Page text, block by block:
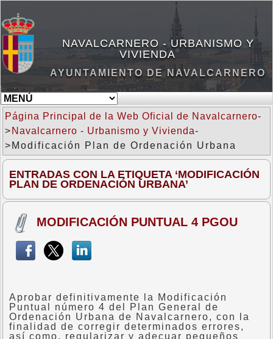
NAVALCARNERO - URBANISMO Y
VIVIENDA
AYUNTAMIENTO DE NAVALCARNERO
Página Principal de la Web Oficial de Navalcarnero-
> Navalcarnero - Urbanismo y Vivienda-
>Modificación Plan de Ordenación Urbana
ENTRADAS CON LA ETIQUETA ‘MODIFICACIÓN
PLAN DE ORDENACIÓN URBANA’
MODIFICACIÓN PUNTUAL 4 PGOU
Aprobar definitivamente la Modificación
Puntual número 4 del Plan General de
Ordenación Urbana de Navalcarnero, con la
finalidad de corregir determinados errores,
así como, regularizar y adecuar pequeños